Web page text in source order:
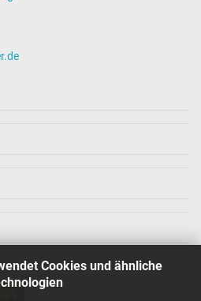
Cookies und ähnliche